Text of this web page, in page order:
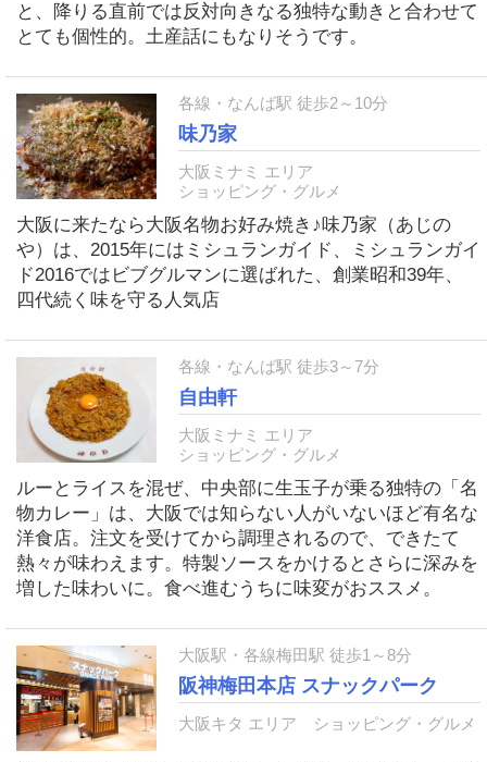
と、降りる直前では反対向きなる独特な動きと合わせて
とても個性的。土産話にもなりそうです。
各線・なんば駅 徒歩2～10分
味乃家
大阪ミナミ エリア
ショッピング・グルメ
大阪に来たなら大阪名物お好み焼き♪味乃家（あじの
や）は、2015年にはミシュランガイド、ミシュランガイ
ド2016ではビブグルマンに選ばれた、創業昭和39年、
四代続く味を守る人気店
各線・なんば駅 徒歩3～7分
自由軒
大阪ミナミ エリア
ショッピング・グルメ
ルーとライスを混ぜ、中央部に生玉子が乗る独特の「名
物カレー」は、大阪では知らない人がいないほど有名な
洋食店。注文を受けてから調理されるので、できたて
熱々が味わえます。特製ソースをかけるとさらに深みを
増した味わいに。食べ進むうちに味変がおススメ。
大阪駅・各線梅田駅 徒歩1～8分
阪神梅田本店 スナックパーク
大阪キタ エリア ショッピング・グルメ